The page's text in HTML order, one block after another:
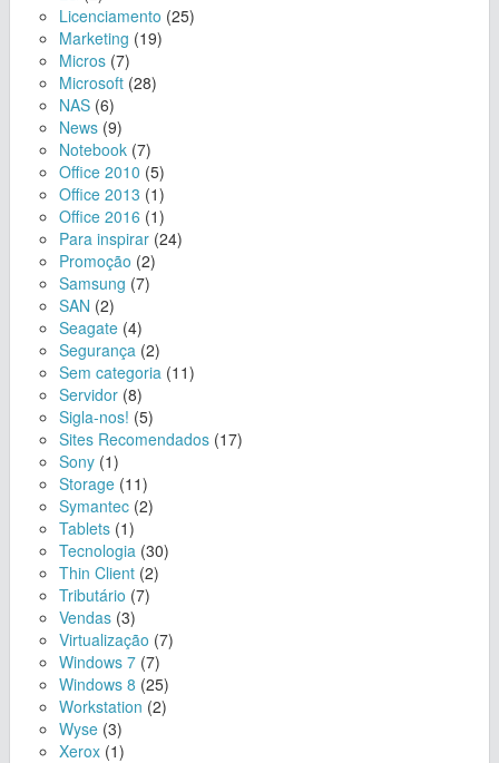
Licenciamento (25)
Marketing (19)
Micros (7)
Microsoft (28)
NAS (6)
News (9)
Notebook (7)
Office 2010 (5)
Office 2013 (1)
Office 2016 (1)
Para inspirar (24)
Promoção (2)
Samsung (7)
SAN (2)
Seagate (4)
Segurança (2)
Sem categoria (11)
Servidor (8)
Sigla-nos! (5)
Sites Recomendados (17)
Sony (1)
Storage (11)
Symantec (2)
Tablets (1)
Tecnologia (30)
Thin Client (2)
Tributário (7)
Vendas (3)
Virtualização (7)
Windows 7 (7)
Windows 8 (25)
Workstation (2)
Wyse (3)
Xerox (1)